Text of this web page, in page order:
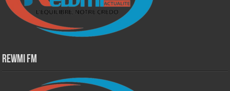
Rewmi Fm